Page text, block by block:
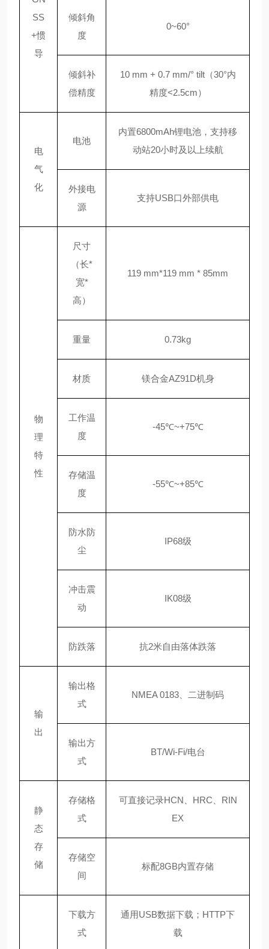
SS
+惯
导
倾斜角
度
0~60°
倾斜补
偿精度
10 mm + 0.7 mm/° tilt（30°内
精度<2.5cm）
电
气
化
电池
内置6800mAh锂电池，支持移
动站20小时及以上续航
外接电
源
支持USB口外部供电
物
理
特
性
尺寸
（长*
宽*
高）
119 mm*119 mm * 85mm
重量 0.73kg
材质 镁合金AZ91D机身
工作温
度
-45℃~+75℃
存储温
度
-55℃~+85℃
防水防
尘
IP68级
冲击震
动
IK08级
防跌落 抗2米自由落体跌落
输
出
输出格
式
NMEA 0183、二进制码
输出方
式
BT/Wi-Fi/电台
静
态
存
储
存储格
式
可直接记录HCN、HRC、RIN
EX
存储空
间
标配8GB内置存储
下载方
式
通用USB数据下载；HTTP下
载